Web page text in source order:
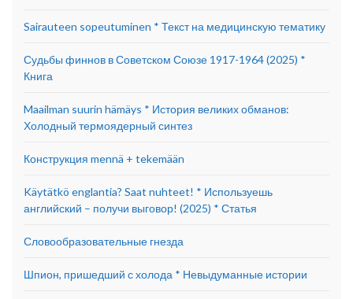
Sairauteen sopeutuminen * Текст на медицинскую тематику
Судьбы финнов в Советском Союзе 1917-1964 (2025) *
Книга
Maailman suurin hämäys * История великих обманов:
Холодный термоядерный синтез
Конструкция mennä + tekemään
Käytätkö englantia? Saat nuhteet! * Используешь
английский – получи выговор! (2025) * Статья
Словообразовательные гнезда
Шпион, пришедший с холода * Невыдуманные истории